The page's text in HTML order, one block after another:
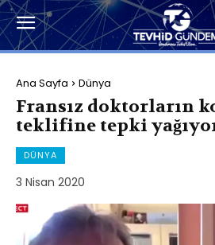
Ana Sayfa Dünya
Fransız doktorların
teklifine tepki
DÜNYA
3 Nisan 2020